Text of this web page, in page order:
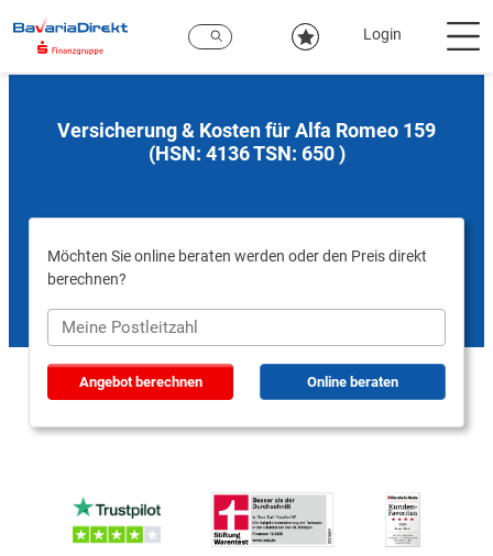
Hauptinhalt
Login
Versicherung & Kosten für Alfa Romeo 159
(HSN: 4136 TSN: 650 )
Möchten Sie online beraten werden oder den Preis direkt
berechnen?
Angebot berechnen Online beraten